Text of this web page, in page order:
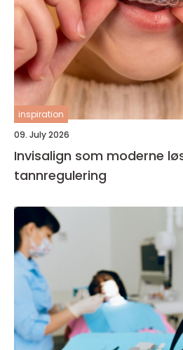
inspiration
09. July 2026
Invisalign som moderne
tannregulering